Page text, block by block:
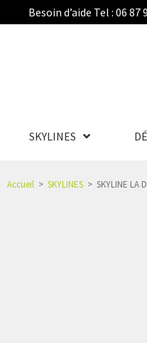
Besoin d’aide Tel : 06 87
SKYLINES
Accueil > SKYLINES > SKYLINE LA